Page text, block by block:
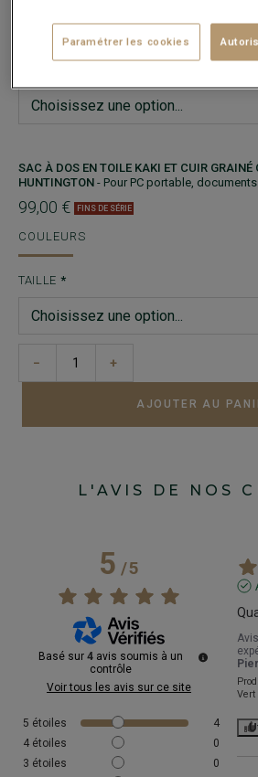
COULEURS
SAC À DOS EN TOILE KAKI ET CUIR GRAINÉ
HUNTINGTON - Pour PC portable,
99,00 € FINS DE SÉRIE
COULEURS
TAILLE
− +
AJOUTER AU
L'AVIS DE NOS
5/5
Basé sur 4 avis soumis à un
contrôle
Voir tous les avis sur ce site
5 étoiles
4
4 étoiles
0
3 étoiles 0
Vert
Paramétrer les cookies